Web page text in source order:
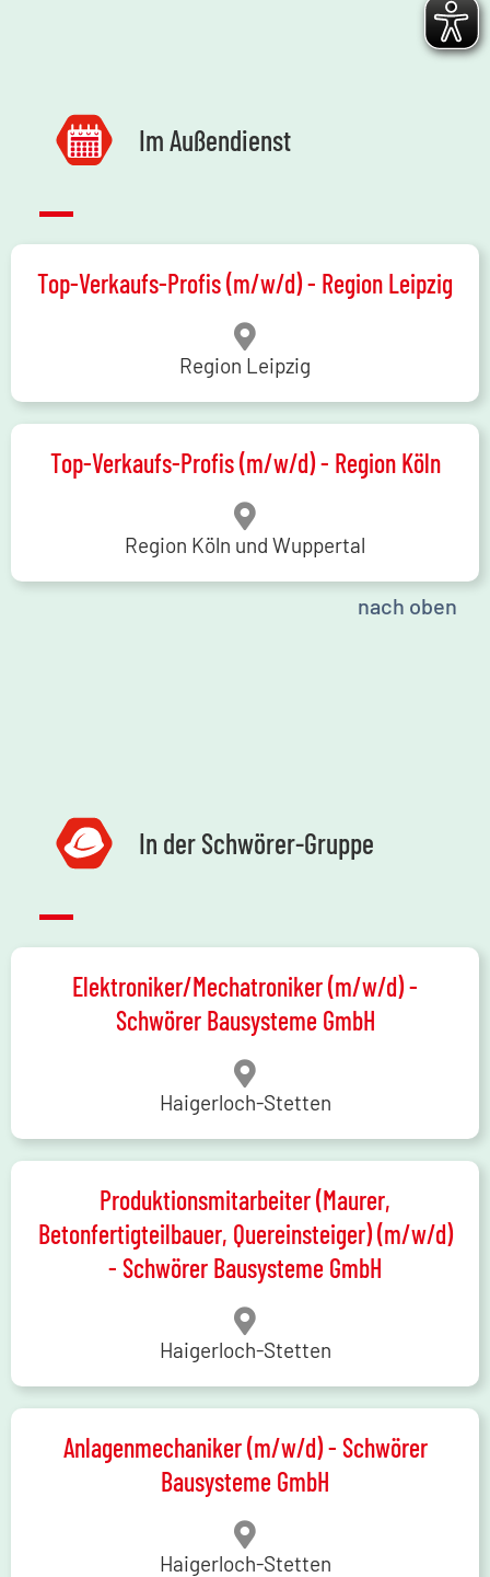
Im Außendienst
Top-Verkaufs-Profis (m/w/d) - Region Leipzig
Region Leipzig
Top-Verkaufs-Profis (m/w/d) - Region Köln
Region Köln und Wuppertal
nach oben
In der Schwörer-Gruppe
Elektroniker/Mechatroniker (m/w/d) -
Schwörer Bausysteme GmbH
Haigerloch-Stetten
Produktionsmitarbeiter (Maurer,
Betonfertigteilbauer, Quereinsteiger) (m/w/d)
- Schwörer Bausysteme GmbH
Haigerloch-Stetten
Anlagenmechaniker (m/w/d) - Schwörer
Bausysteme GmbH
Haigerloch-Stetten